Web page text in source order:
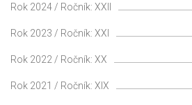
Rok 2024 / Ročník: XXII
Rok 2023 / Ročník: XXI
Rok 2022 / Ročník: XX
Rok 2021 / Ročník: XIX